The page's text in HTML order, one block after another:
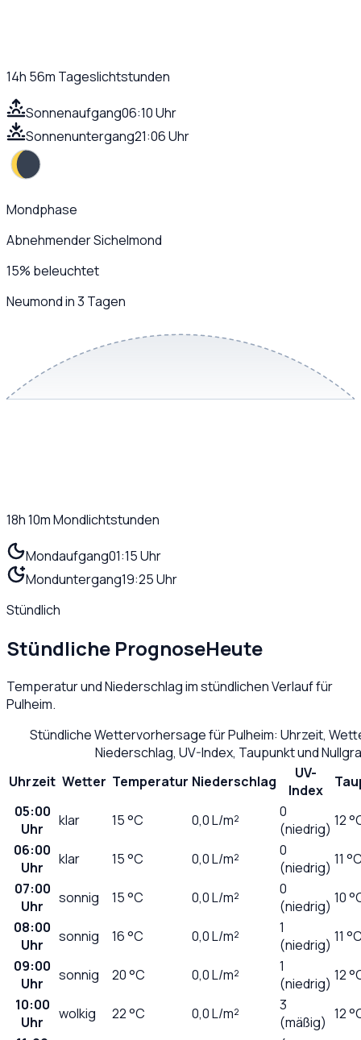
14h 56m Tageslichtstunden
Sonnenaufgang06:10 Uhr
Sonnenuntergang21:06 Uhr
Mondphase
Abnehmender Sichelmond
15% beleuchtet
Neumond in 3 Tagen
18h 10mMondlichtstunden
Mondaufgang01:15 Uhr
Monduntergang19:25 Uhr
Stündlich
Stündliche PrognoseHeute
Temperatur und Niederschlag im stündlichen Verlauf für
Pulheim.
Stündliche Wettervorhersage fürPulheim: Uhrzeit,
Niederschlag, UV-Index, Taupunkt und
Uhrzeit Wetter Temperatur Niederschlag
UV-
Index
05:00
Uhr
klar 15°C 0,0L/m²
0
(niedrig) 12
06:00
Uhr
klar 15°C 0,0L/m²
0
(niedrig) 11
07:00
Uhr
sonnig 15°C 0,0L/m²
0
(niedrig) 10
08:00
Uhr
sonnig 16°C 0,0L/m²
1
(niedrig) 11
09:00
Uhr
sonnig 20°C 0,0L/m²
1
(niedrig) 12
10:00
Uhr
wolkig 22°C 0,0L/m²
3
(mäßig) 12